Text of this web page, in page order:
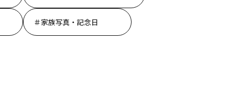
家族写真・記念日